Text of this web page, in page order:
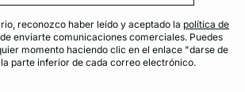
reconozco haber leído y aceptado la política de
enviarte comunicaciones comerciales. Puedes
momento haciendo clic en el enlace "darse de
parte inferior de cada correo electrónico.